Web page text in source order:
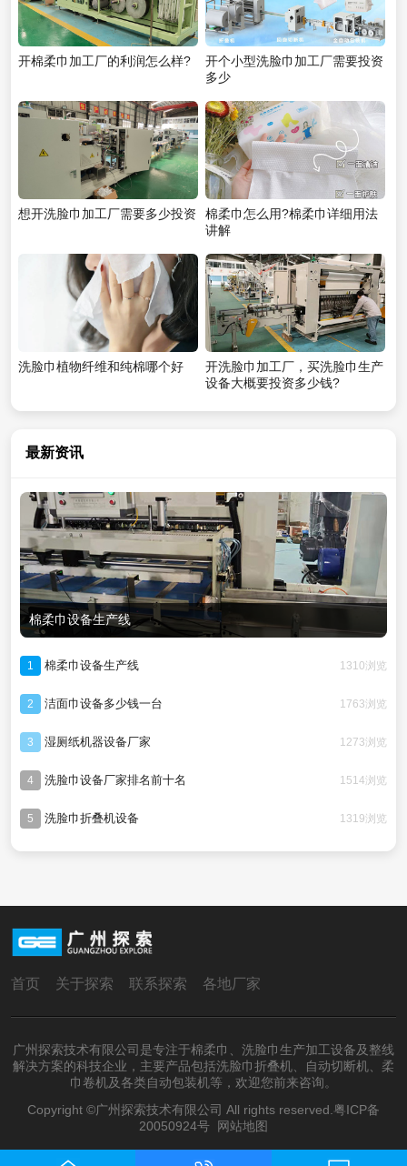
开棉柔巾加工厂的利润怎么样?
开个小型洗脸巾加工厂需要投资
多少
想开洗脸巾加工厂需要多少投资
棉柔巾怎么用?棉柔巾详细用法
讲解
洗脸巾植物纤维和纯棉哪个好
开洗脸巾加工厂，买洗脸巾生产
设备大概要投资多少钱?
最新资讯
棉柔巾设备生产线
1 棉柔巾设备生产线 1310浏览
2 洁面巾设备多少钱一台 1763浏览
3 湿厕纸机器设备厂家 1273浏览
4 洗脸巾设备厂家排名前十名 1514浏览
5 洗脸巾折叠机设备 1319浏览
首页 关于探索 联系探索 各地厂家
广州探索技术有限公司是专注于棉柔巾、洗脸巾生产加工设备及整线
解决方案的科技企业，主要产品包括洗脸巾折叠机、自动切断机、柔
巾卷机及各类自动包装机等，欢迎您前来咨询。
Copyright ©广州探索技术有限公司 All rights reserved. 粤ICP备
20050924号
网站地图